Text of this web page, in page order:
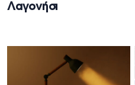
Λαγονήσι